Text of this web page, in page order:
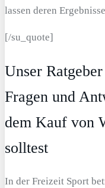
lassen deren
[/su_quote]
Unser
Fragen und
dem Kauf von
solltest
In der Freizeit Sport